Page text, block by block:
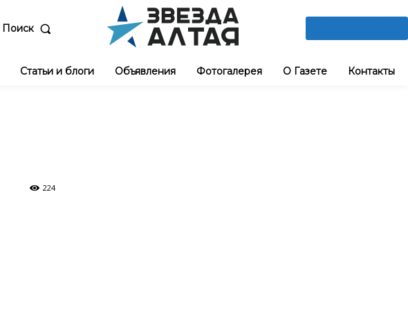
Поиск
Статьи и блоги Объявления Фотогалерея О Газете Контакты
224